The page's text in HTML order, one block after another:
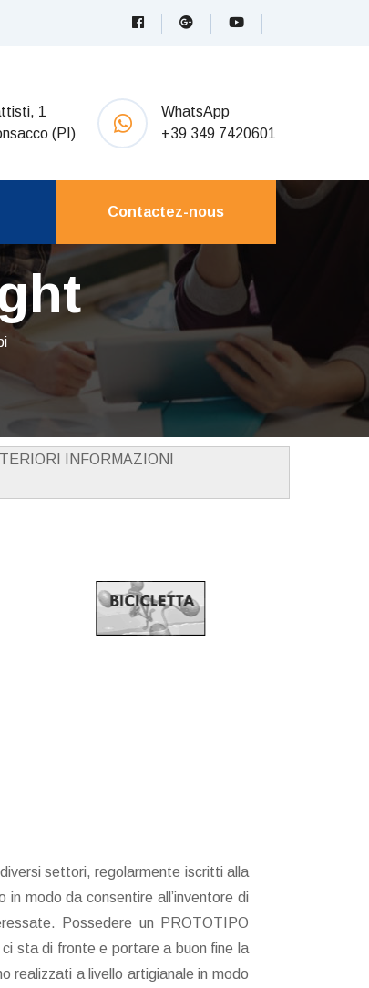
1
(PI)
WhatsApp
+39 349 7420601
Contactez-nous
INFORMAZIONI
settori, regolarmente iscritti alla
modo da consentire all’inventore di
Possedere un PROTOTIPO
sta di fronte e portare a buon fine la
realizzati a livello artigianale in modo